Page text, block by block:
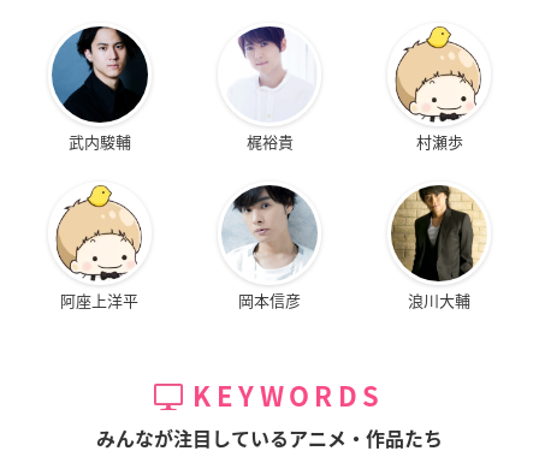
武内駿輔 梶裕貴 村瀬歩
阿座上洋平 岡本信彦 浪川大輔
KEYWORDS
みんなが注目しているアニメ・作品たち